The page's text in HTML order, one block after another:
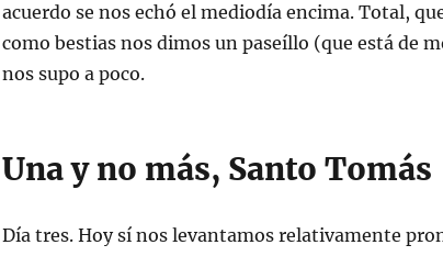
acuerdo se nos echó el mediodía encima. Total,
como bestias nos dimos un paseíllo (que está de
nos supo a poco.
Una y no más, Santo Tomás
Día tres. Hoy sí nos levantamos relativamente